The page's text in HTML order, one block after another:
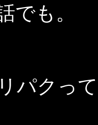
でも。
パクっ